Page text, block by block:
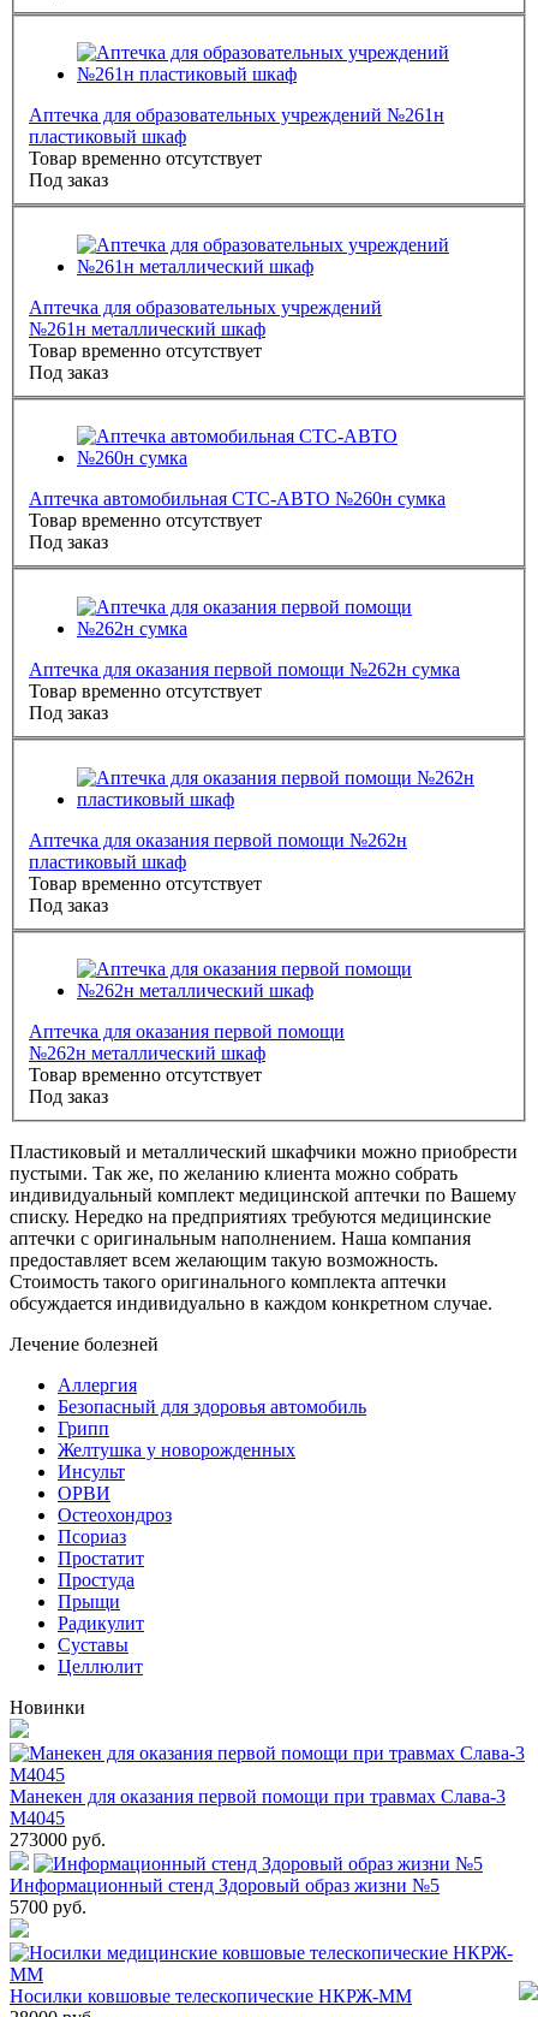
Аптечка для образовательных учреждений №261н
пластиковый шкаф
Товар временно отсутствует
Под заказ
Аптечка для образовательных учреждений
№261н металлический шкаф
Товар временно отсутствует
Под заказ
Аптечка автомобильная СТС-АВТО №260н сумка
Товар временно отсутствует
Под заказ
Аптечка для оказания первой помощи №262н сумка
Товар временно отсутствует
Под заказ
Аптечка для оказания первой помощи №262н
пластиковый шкаф
Товар временно отсутствует
Под заказ
Аптечка для оказания первой помощи
№262н металлический шкаф
Товар временно отсутствует
Под заказ
Пластиковый и металлический шкафчики можно приобрести
пустыми. Так же, по желанию клиента можно собрать
индивидуальный комплект медицинской аптечки по Вашему
списку. Нередко на предприятиях требуются медицинские
аптечки с оригинальным наполнением. Наша компания
предоставляет всем желающим такую возможность.
Стоимость такого оригинального комплекта аптечки
обсуждается индивидуально в каждом конкретном случае.
Лечение болезней
Аллергия
Безопасный для здоровья автомобиль
Грипп
Желтушка у новорожденных
Инсульт
ОРВИ
Остеохондроз
Пcориаз
Простатит
Простуда
Прыщи
Радикулит
Суставы
Целлюлит
Новинки
Манекен для оказания первой помощи при травмах Слава-3
М4045
273000 руб.
Информационный стенд Здоровый образ жизни №5
5700 руб.
Носилки ковшовые телескопические НКРЖ-ММ